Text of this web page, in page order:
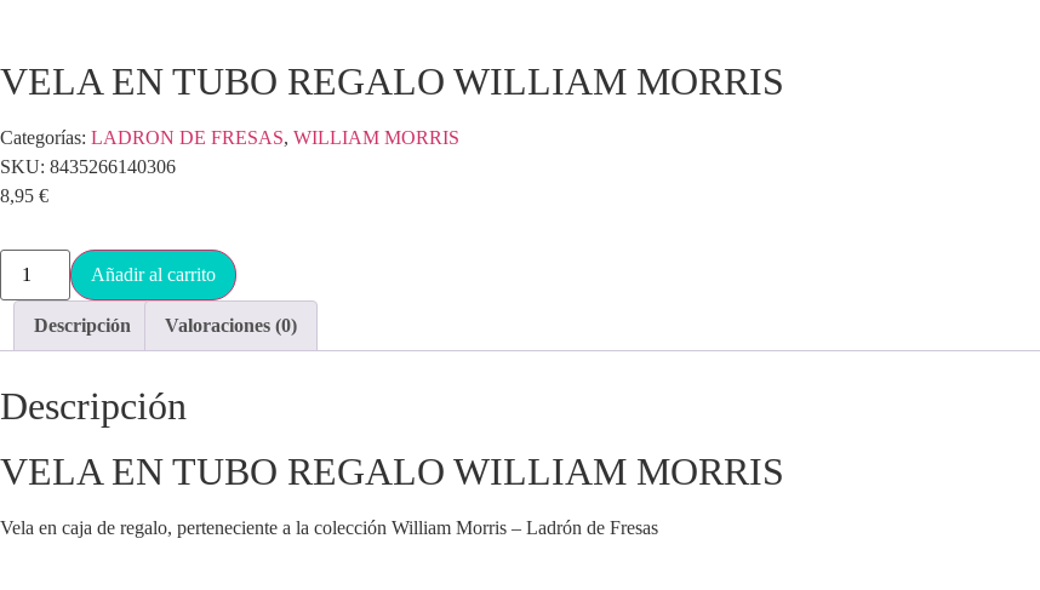
VELA EN TUBO REGALO WILLIAM MORRIS
Categorías: LADRON DE FRESAS, WILLIAM MORRIS
SKU: 8435266140306
8,95 €
Añadir al carrito
Descripción Valoraciones (0)
Descripción
VELA EN TUBO REGALO WILLIAM MORRIS
Vela en caja de regalo, perteneciente a la colección William Morris – Ladrón de Fresas